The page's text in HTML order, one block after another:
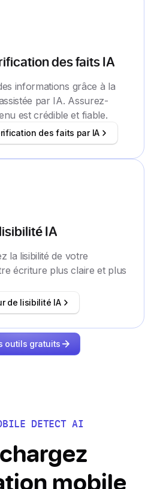
des faits IA
informations grâce à la
par IA. Assurez-
est crédible et fiable.
des faits par IA
IA
la lisibilité de votre
écriture plus claire et plus
de lisibilité IA
outils gratuits
DETECT AI
mobile